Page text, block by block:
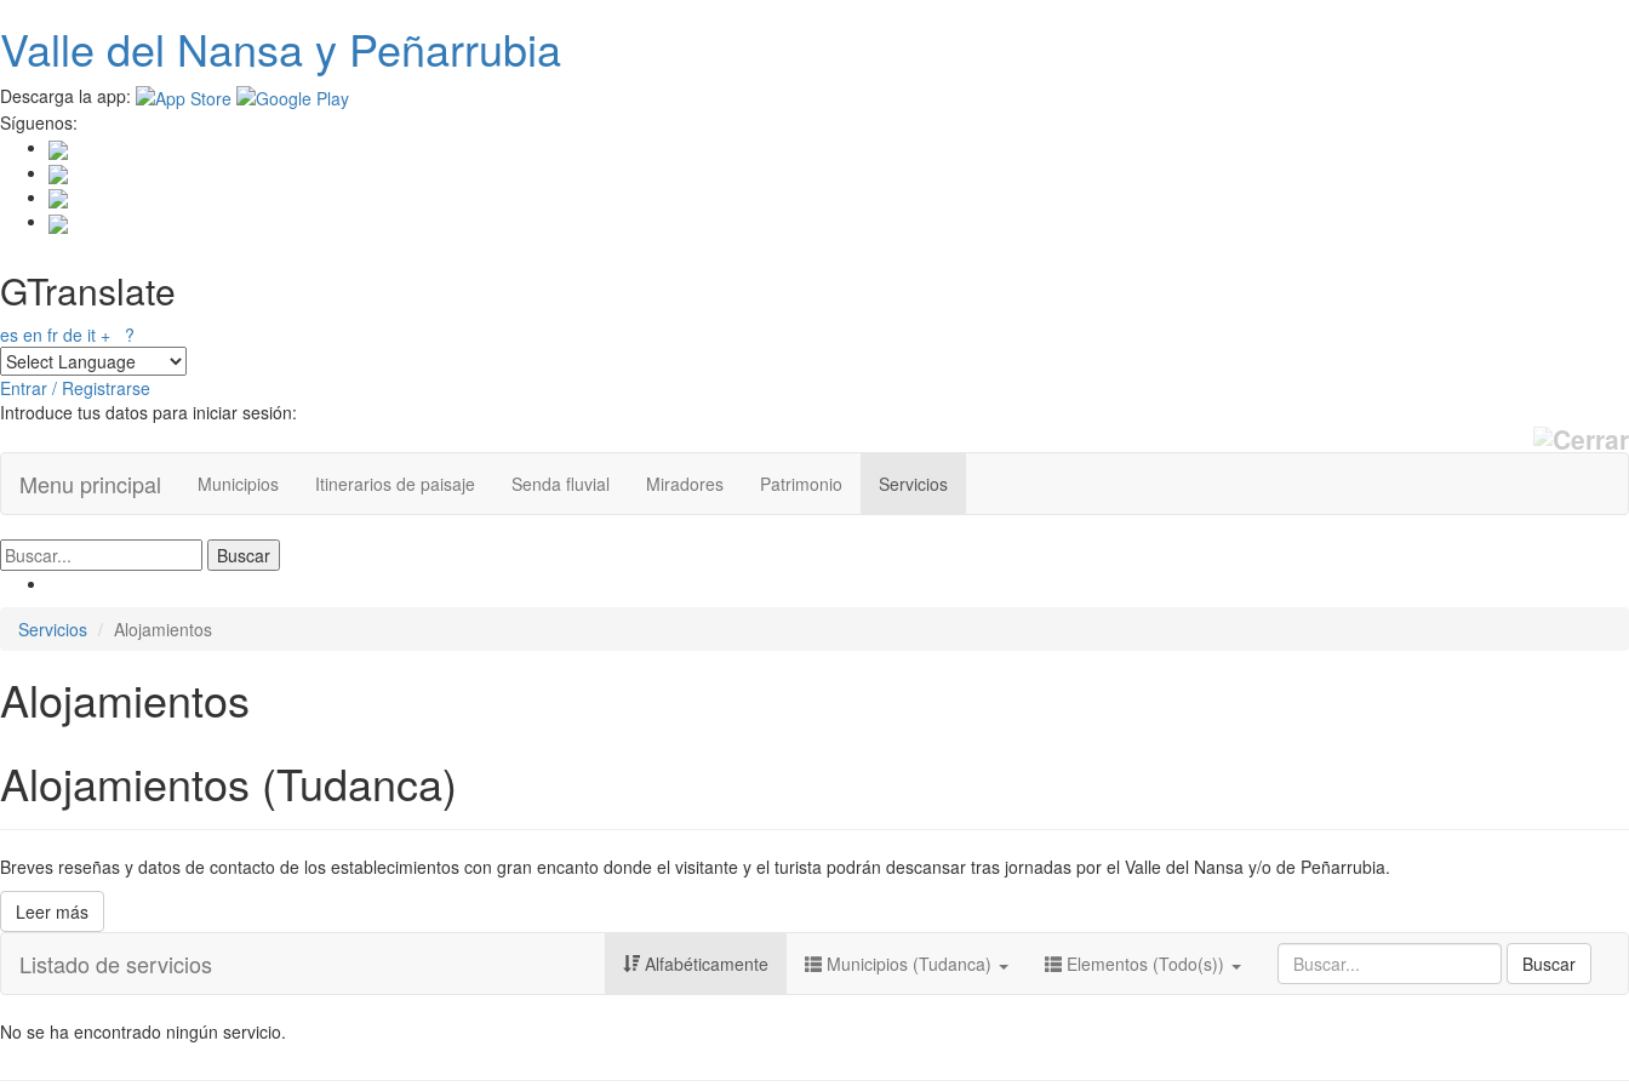
Pasar
al
contenido
principal
Valle del Nansay Peñarrubia
Descarga la app:
Síguenos:
GTranslate
es en fr de it + ?
Entrar / Registrarse
Introduce tus datos para iniciar sesión:
Menu principal Municipios Itinerarios de paisaje Senda fluvial Miradores Patrimonio Servicios
Servicios Alojamientos
Alojamientos
Alojamientos (Tudanca)
Breves reseñas y datos de contacto de los establecimientos con gran encanto donde el visitante y el turista podrán descansar tras jornadas por el Valle del Nansa y/o de Peñarrubia.
Leer más
Listado de servicios Buscar
Alfabéticamente Municipios (Tudanca) Elementos (Todo(s))
No se ha encontrado ningún servicio.